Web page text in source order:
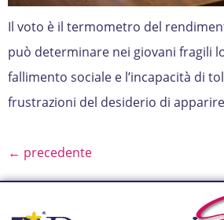
Il voto è il termometro del
può determinare nei giovani fragili
fallimento sociale e l’incapacità di
frustrazioni del desiderio di
← precedente